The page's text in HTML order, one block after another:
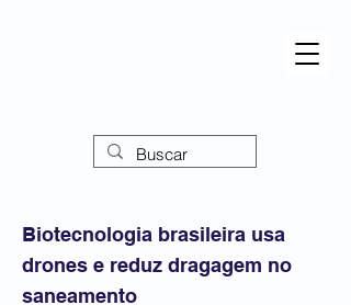
Biotecnologia brasileira usa
drones e reduz dragagem no
saneamento